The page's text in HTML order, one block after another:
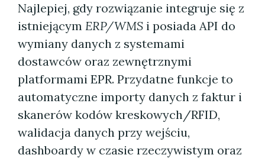
Najlepiej, gdy rozwiązanie integruje się z
istniejącym ERP/WMS i posiada API do
wymiany danych z systemami
dostawców oraz zewnętrznymi
platformami EPR. Przydatne funkcje to
automatyczne importy danych z faktur i
skanerów kodów kreskowych/RFID,
walidacja danych przy wejściu,
dashboardy w czasie rzeczywistym oraz